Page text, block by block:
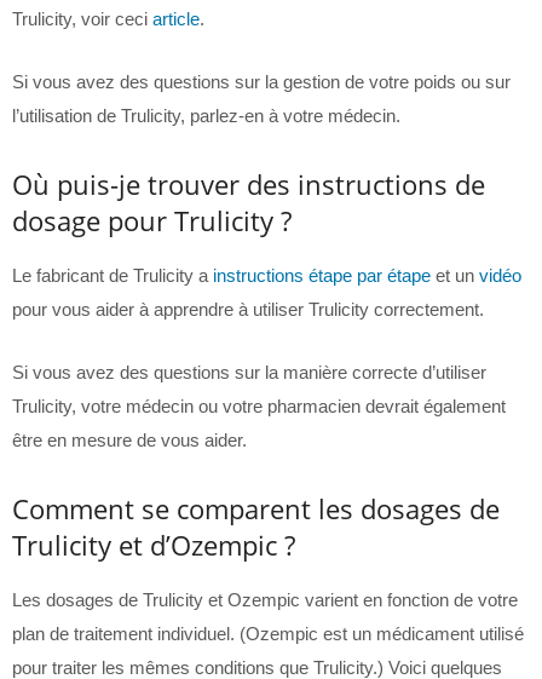
Trulicity, voir ceci article.
Si vous avez des questions sur la gestion de votre poids ou sur
l’utilisation de Trulicity, parlez-en à votre médecin.
Où puis-je trouver des instructions de
dosage pour Trulicity ?
Le fabricant de Trulicity a instructions étape par étape et un vidéo
pour vous aider à apprendre à utiliser Trulicity correctement.
Si vous avez des questions sur la manière correcte d’utiliser
Trulicity, votre médecin ou votre pharmacien devrait également
être en mesure de vous aider.
Comment se comparent les dosages de
Trulicity et d’Ozempic ?
Les dosages de Trulicity et Ozempic varient en fonction de votre
plan de traitement individuel. (Ozempic est un médicament utilisé
pour traiter les mêmes conditions que Trulicity.) Voici quelques